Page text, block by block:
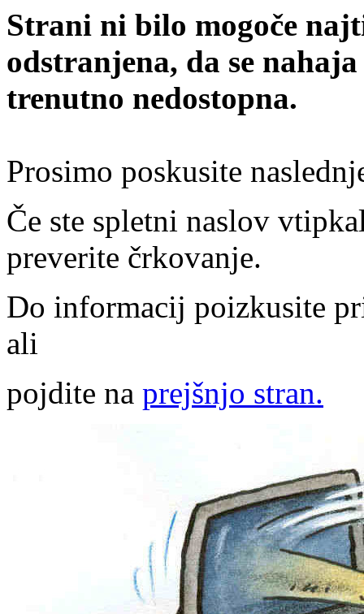
Strani ni bilo mogoče
odstranjena, da se
trenutno nedostopna.
Prosimo poskusite
Če ste spletni naslov
preverite črkovanje.
Do informacij poizkusite
ali
pojdite na prejšnjo stran.